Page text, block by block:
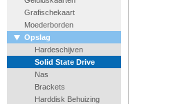
Grafischekaart
Moederborden
Opslag
Hardeschijven
Solid State Drive
Nas
Brackets
Harddisk Behuizing